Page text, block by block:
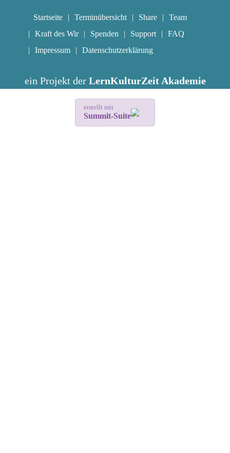
Startseite Terminübersicht Share
Team
Kraft des Wir
Spenden Support
FAQ
Impressum
Datenschutzerklärung
ein Projekt der LernKulturZeit Akademie
erstellt mit
Summit-Suite